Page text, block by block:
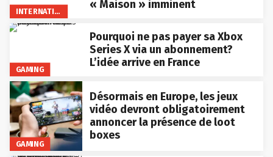
INTERNATIONAL
« Maison » imminent
GAMING
Pourquoi ne pas payer sa Xbox
Series X via un abonnement?
L’idée arrive en France
GAMING
Désormais en Europe, les jeux
vidéo devront obligatoirement
annoncer la présence de loot
boxes